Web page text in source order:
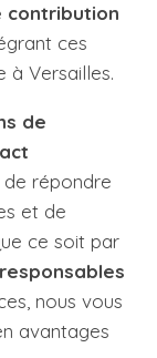
ces
à Versailles.
de
répondre
et de
ce soit par
nous vous
avantages